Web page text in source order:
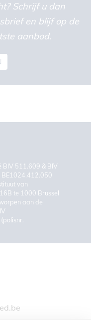
Schrijf u dan
en blijf op de
aanbod.
511.609 & BIV
van
te 1000 Brussel
aan de